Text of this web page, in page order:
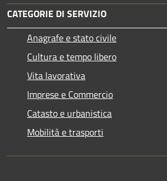
CATEGORIE DI SERVIZIO
Anagrafe e stato civile
Cultura e tempo libero
Vita lavorativa
Imprese e Commercio
Catasto e urbanistica
Mobilità e trasporti